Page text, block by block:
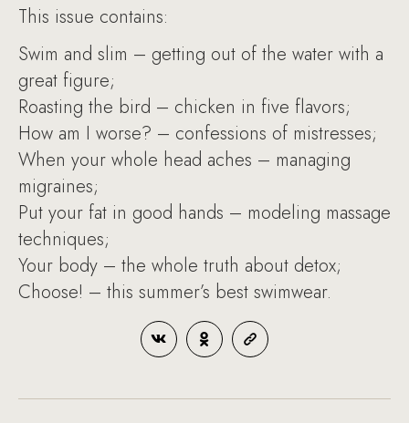
This issue contains:
Swim and slim – getting out of the water with a
great figure;
Roasting the bird – chicken in five flavors;
How am I worse? – confessions of mistresses;
When your whole head aches – managing
migraines;
Put your fat in good hands – modeling massage
techniques;
Your body – the whole truth about detox;
Choose! – this summer’s best swimwear.